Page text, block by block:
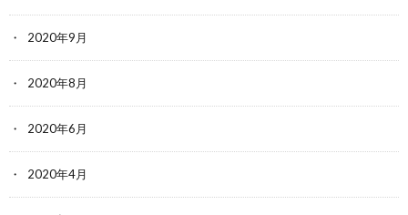
2020年9月
2020年8月
2020年6月
2020年4月